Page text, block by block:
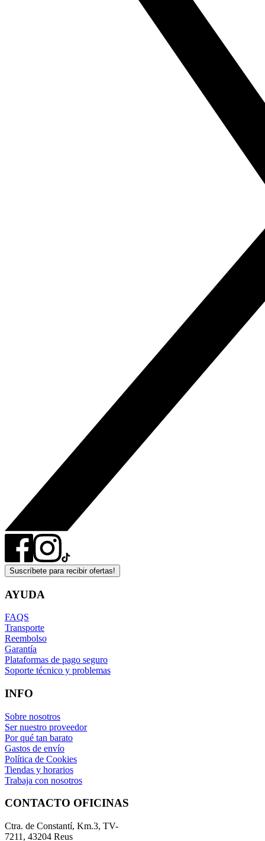
Suscríbete para recibir ofertas!
AYUDA
FAQS
Transporte
Reembolso
Garantía
Plataformas de pago seguro
Soporte técnico y problemas
INFO
Sobre nosotros
Ser nuestro proveedor
Por qué tan barato
Gastos de envío
Política de Cookies
Tiendas y horarios
Trabaja con nosotros
CONTACTO OFICINAS
Ctra. de Constantí, Km.3, TV-
7211, 43204 Reus